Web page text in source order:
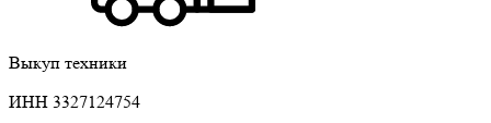
Выкуп техники
ИНН 3327124754